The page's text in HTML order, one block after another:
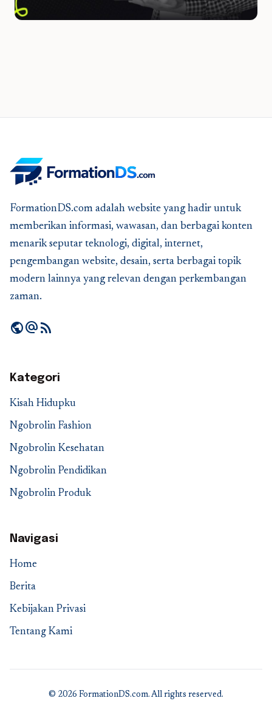
FormationDS.com adalah website yang hadir untuk
memberikan informasi, wawasan, dan berbagai konten
menarik seputar teknologi, digital, internet,
pengembangan website, desain, serta berbagai topik
modern lainnya yang relevan dengan perkembangan
zaman.
publicalternate_emailrss_feed
Kategori
Kisah Hidupku
Ngobrolin Fashion
Ngobrolin Kesehatan
Ngobrolin Pendidikan
Ngobrolin Produk
Navigasi
Home
Berita
Kebijakan Privasi
Tentang Kami
© 2026 FormationDS.com. All rights reserved.